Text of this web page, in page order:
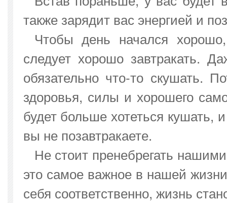
также зарядит вас энергией и
Чтобы день начался
следует хорошо завтракать.
обязательно что-то скушать.
здоровья, силы и хорошего
будет больше хотеться кушать,
вы не позавтракаете.
Не стоит пренебрегать
это самое важное в нашей
себя соответственно, жизнь